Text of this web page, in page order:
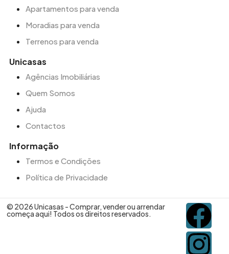
Apartamentos para venda
Moradias para venda
Terrenos para venda
Unicasas
Agências Imobiliárias
Quem Somos
Ajuda
Contactos
Informação
Termos e Condições
Política de Privacidade
© 2026 Unicasas - Comprar, vender ou arrendar
começa aqui! Todos os direitos reservados.